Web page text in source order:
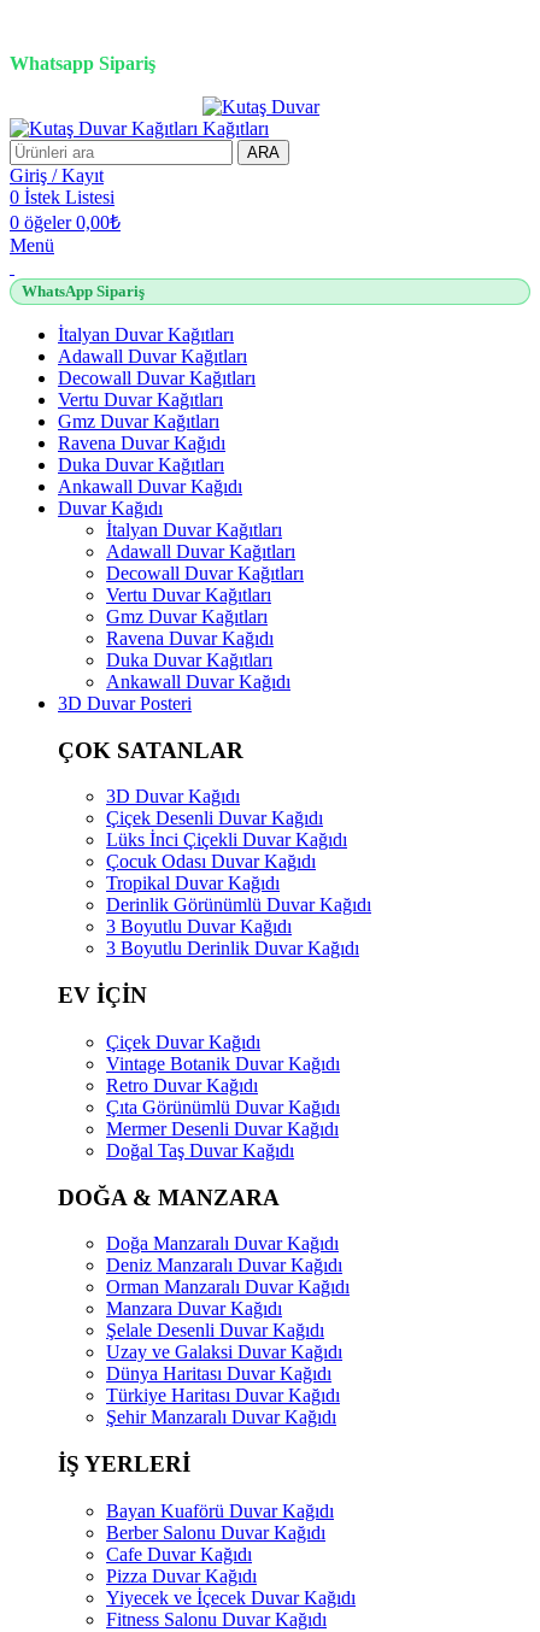
Whatsapp Sipariş
ARA
Giriş / Kayıt
0 İstek Listesi
0 öğeler 0,00₺
Menü
WhatsApp Sipariş
İtalyan Duvar Kağıtları
Adawall Duvar Kağıtları
Decowall Duvar Kağıtları
Vertu Duvar Kağıtları
Gmz Duvar Kağıtları
Ravena Duvar Kağıdı
Duka Duvar Kağıtları
Ankawall Duvar Kağıdı
Duvar Kağıdı
İtalyan Duvar Kağıtları
Adawall Duvar Kağıtları
Decowall Duvar Kağıtları
Vertu Duvar Kağıtları
Gmz Duvar Kağıtları
Ravena Duvar Kağıdı
Duka Duvar Kağıtları
Ankawall Duvar Kağıdı
3D Duvar Posteri
ÇOK SATANLAR
3D Duvar Kağıdı
Çiçek Desenli Duvar Kağıdı
Lüks İnci Çiçekli Duvar Kağıdı
Çocuk Odası Duvar Kağıdı
Tropikal Duvar Kağıdı
Derinlik Görünümlü Duvar Kağıdı
3 Boyutlu Duvar Kağıdı
3 Boyutlu Derinlik Duvar Kağıdı
EV İÇİN
Çiçek Duvar Kağıdı
Vintage Botanik Duvar Kağıdı
Retro Duvar Kağıdı
Çıta Görünümlü Duvar Kağıdı
Mermer Desenli Duvar Kağıdı
Doğal Taş Duvar Kağıdı
DOĞA & MANZARA
Doğa Manzaralı Duvar Kağıdı
Deniz Manzaralı Duvar Kağıdı
Orman Manzaralı Duvar Kağıdı
Manzara Duvar Kağıdı
Şelale Desenli Duvar Kağıdı
Uzay ve Galaksi Duvar Kağıdı
Dünya Haritası Duvar Kağıdı
Türkiye Haritası Duvar Kağıdı
Şehir Manzaralı Duvar Kağıdı
İŞ YERLERİ
Bayan Kuaförü Duvar Kağıdı
Berber Salonu Duvar Kağıdı
Cafe Duvar Kağıdı
Pizza Duvar Kağıdı
Yiyecek ve İçecek Duvar Kağıdı
Fitness Salonu Duvar Kağıdı